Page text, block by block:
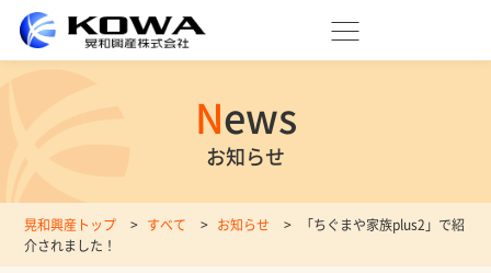
News
お知らせ
晃和興産トップ > すべて > お知らせ >
「ちぐまや家族plus2」で紹
介されました！